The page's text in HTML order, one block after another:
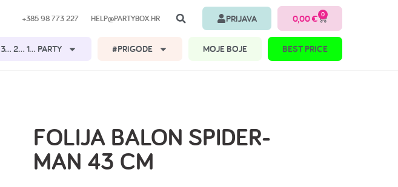
+385 98 773 227 HELP@PARTYBOX.HR PRIJAVA 0,00€ 0
3… 2… 1… PARTY #PRIGODE MOJE BOJE BEST PRICE
FOLIJA BALON SPIDER-
MAN 43 CM